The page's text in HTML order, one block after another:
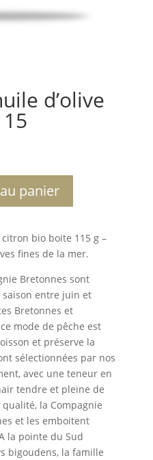
d’olive
panier
r
n
a
t
v
e
:
citron bio boite 115 g –
fines de la mer.
Bretonnes sont
entre juin et
Bretonnes et
mode de pêche est
et préserve la
sélectionnées par nos
avec une teneur en
tendre et pleine de
la Compagnie
et les emboitent
la pointe du Sud
bigoudens, la famille